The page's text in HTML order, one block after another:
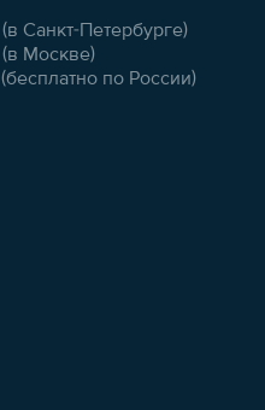
(в Санкт-Петербурге)
(в Москве)
(бесплатно по России)